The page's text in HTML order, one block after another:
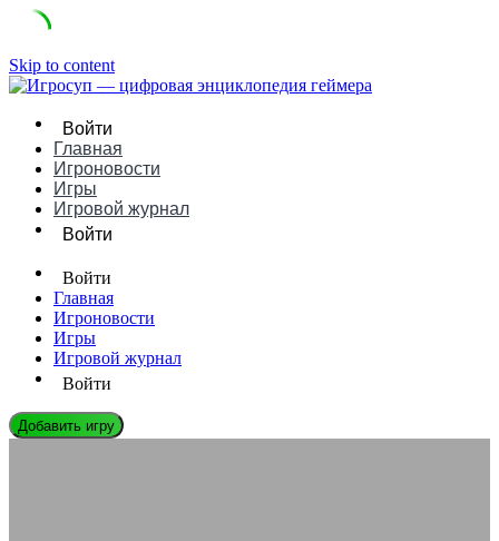
Skip to content
Войти
Главная
Игроновости
Игры
Игровой журнал
Войти
Войти
Главная
Игроновости
Игры
Игровой журнал
Войти
Добавить игру